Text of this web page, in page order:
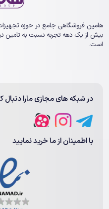
هامین فروشگاهی جامع در حوزه
بیش از یک ‏دهه تجربه نسبت به تامین
است.
در شبکه های مجازی مارا دنبال
با اطمینان از ما خرید نمایید